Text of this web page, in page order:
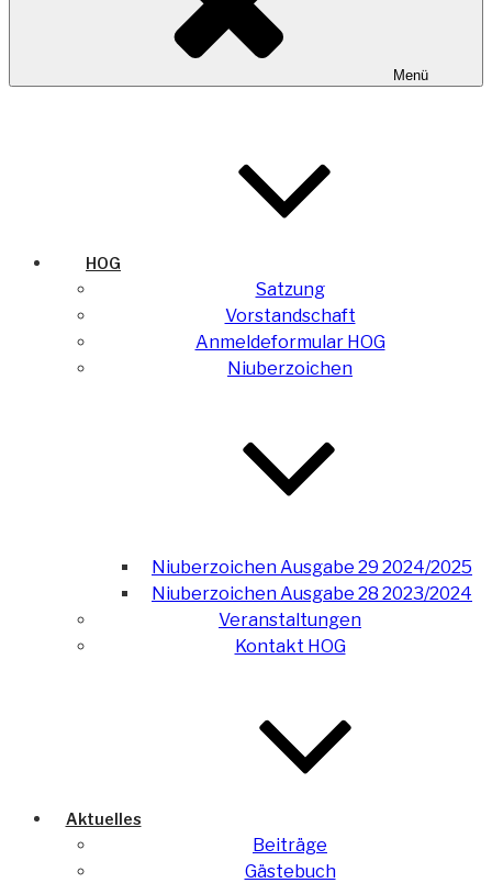
Menü
HOG
Satzung
Vorstandschaft
Anmeldeformular HOG
Niuberzoichen
Niuberzoichen Ausgabe 29 2024/2025
Niuberzoichen Ausgabe 28 2023/2024
Veranstaltungen
Kontakt HOG
Aktuelles
Beiträge
Gästebuch